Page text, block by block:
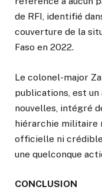
de RFI, identifié
couverture de la
Faso en 2022.
Le colonel-major
publications, est un
nouvelles, intégré
hiérarchie militaire
officielle ni crédible
une quelconque
CONCLUSION